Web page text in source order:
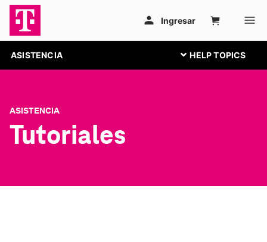
ASISTENCIA
ASISTENCIA
Tutoriales